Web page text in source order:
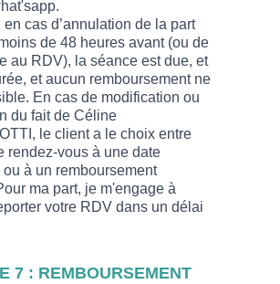
en cas d’annulation de la part
de 48 heures avant (ou de
au RDV), la séance est due, et
et aucun remboursement ne
En cas de modification ou
du fait de Céline
le client a le choix entre
rendez-vous à une date
ou à un remboursement
ma part, je m'engage à
votre RDV dans un délai
7 : REMBOURSEMENT